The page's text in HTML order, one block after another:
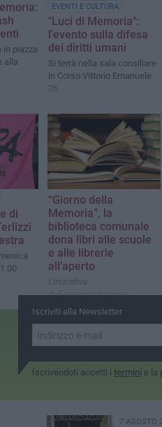
in piazza
alla
EVENTI E CULTURA
"Luci di Memoria":
l'evento sulla difesa
dei diritti umani
Si terrà nella sala consiliare
in Corso Vittorio Emanuele
26
di
“Giorno della
Memoria”, la
biblioteca comunale
dona libri alle scuole
e alle librerie
all’aperto
L'iniziativa
dell'amministrazione
comunale
Iscriviti alla Newsletter
Iscrivendoti accetti i termini e la
7 AGOSTO